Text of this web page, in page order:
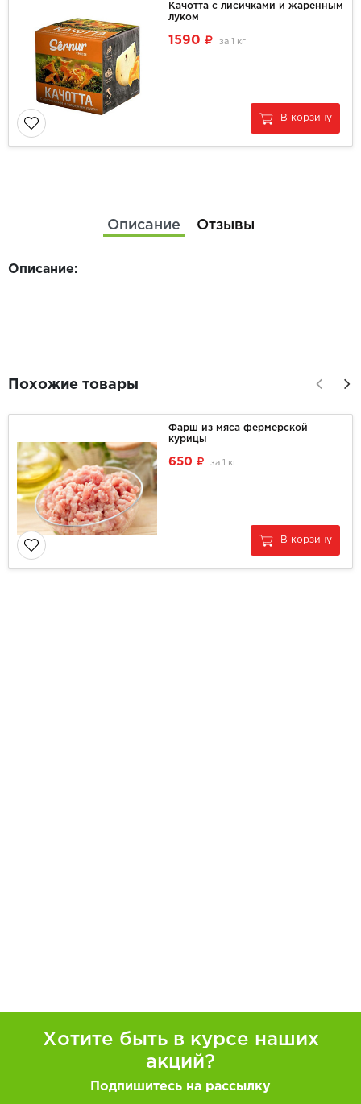
Качотта с лисичками и жаренным
луком
1590 за 1 кг
В корзину
Описание Отзывы
Описание:
Похожие товары
Фарш из мяса фермерской
курицы
650 за 1 кг
В корзину
Хотите быть в курсе наших
акций?
Подпишитесь на рассылку